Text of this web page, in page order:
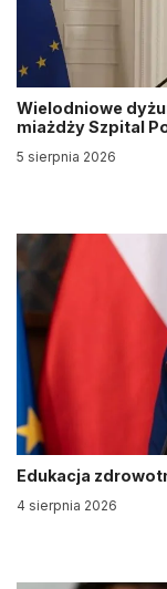
Wielodniowe
miażdży Szpital
5 sierpnia 2026
Edukacja
4 sierpnia 2026